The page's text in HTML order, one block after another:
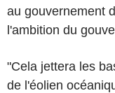
au gouvernement
l'ambition du
"Cela jettera les
de l'éolien